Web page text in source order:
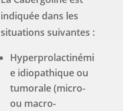
indiquée dans les
situations suivantes :
Hyperprolactinémi
e idiopathique ou
tumorale (micro-
ou macro-